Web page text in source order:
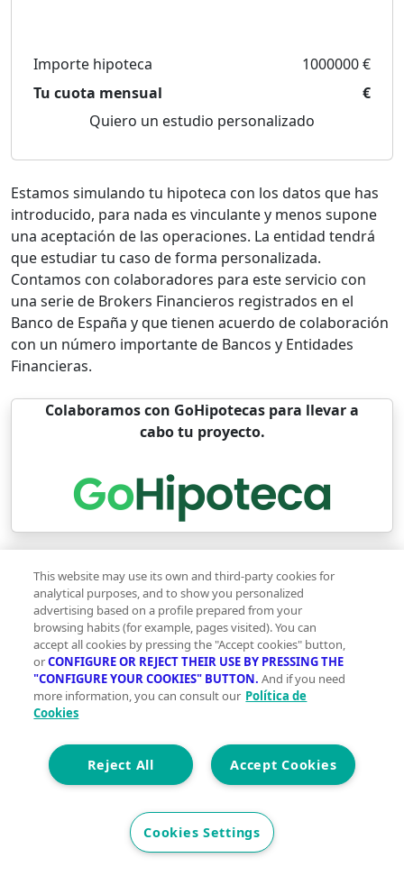
Importe hipoteca
1000000 €
Tu cuota mensual
€
Quiero un estudio personalizado
Estamos simulando tu hipoteca con los datos que has
introducido, para nada es vinculante y menos supone
una aceptación de las operaciones. La entidad tendrá
que estudiar tu caso de forma personalizada.
Contamos con colaboradores para este servicio con
una serie de Brokers Financieros registrados en el
Banco de España y que tienen acuerdo de colaboración
con un número importante de Bancos y Entidades
Financieras.
Colaboramos con GoHipotecas para llevar a
cabo tu proyecto.
Favoritos Compartir
Contacta con la inmobiliaria
This website may use its own and third-party cookies for
analytical purposes, and to show you personalized
advertising based on a profile prepared from your
browsing habits (for example, pages visited). You can
accept all cookies by pressing the "Accept cookies" button,
orCONFIGURE OR REJECT THEIR USE BY PRESSING THE
"CONFIGURE YOUR COOKIES" BUTTON. And if you need
more information, you can consult our Política de
Cookies
Accept Cookies
Reject All
Cookies Settings